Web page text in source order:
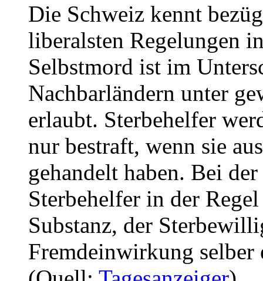
Die Schweiz kennt
liberalsten Regelungen
Selbstmord ist im
Nachbarländern unter
erlaubt. Sterbehelfer
nur bestraft, wenn sie
gehandelt haben. Bei
Sterbehelfer in der
Substanz, der
Fremdeinwirkung selber